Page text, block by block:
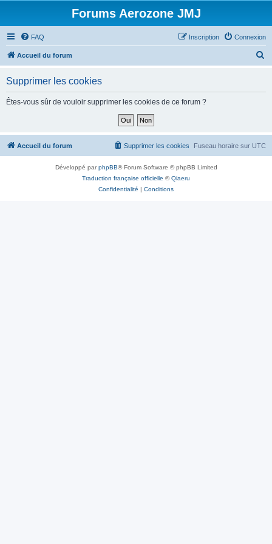
Forums Aerozone JMJ
FAQ Connexion
Inscription
Accueil du forum
h
Supprimer les cookies
Êtes-vous sûr de vouloir supprimer les cookies de ce forum ?
Accueil du forum Fuseau horaire sur UTC
Supprimer les cookies
Développé parphpBB® Forum Software © phpBB Limited
Traduction française officielle ©Qiaeru
Confidentialité | Conditions